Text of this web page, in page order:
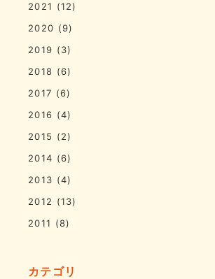
2021 (12)
2020 (9)
2019 (3)
2018 (6)
2017 (6)
2016 (4)
2015 (2)
2014 (6)
2013 (4)
2012 (13)
2011 (8)
カテゴリ